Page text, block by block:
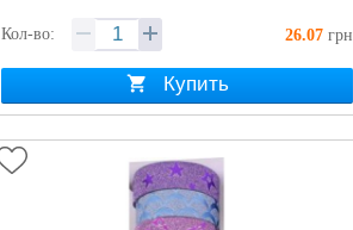
Кол-во: 26.07 грн
Купить